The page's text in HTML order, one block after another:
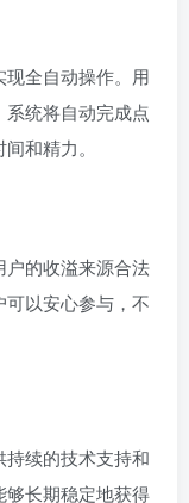
全自动操作。用
系统将自动完成点
和精力。
的收溢来源合法
以安心参与，不
续的技术支持和
够长期稳定地获得